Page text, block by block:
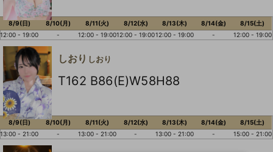
8/9(日)
12:00 - 19:00
8/10(月)
-
8/11(火)
12:00 - 19:00
8/12(水)
12:00 - 19:00
8/13(木)
12:00 - 19:00
8/14(金)
-
8/15(土)
12:00 - 19:00
しおり しおり
T162 B86(E)W58H88
8/9(日)
13:00 - 21:00
8/10(月)
-
8/11(火)
13:00 - 21:00
8/12(水)
-
8/13(木)
13:00 - 21:00
8/14(金)
-
8/15(土)
15:00 - 21:00